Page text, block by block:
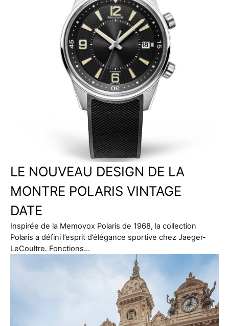
LE NOUVEAU DESIGN DE LA
MONTRE POLARIS VINTAGE
DATE
Inspirée de la Memovox Polaris de 1968, la collection
Polaris a défini l’esprit d’élégance sportive chez Jaeger-
LeCoultre. Fonctions…